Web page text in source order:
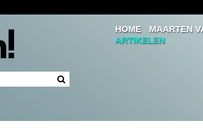
Inloggen
Ingelogd blijven
HOME MAARTEN
ARTIKELEN